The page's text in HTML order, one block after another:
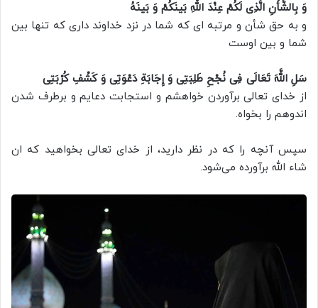
وَ بِالشَّأْنِ الَّذِی لَکُمْ عِنْدَ اللَّهِ بَینَکُمْ وَ بَینَهُ
و به حق شأن و مرتبه ای که شما در نزد خداوند دارى که تنها بین
شما و بین اوست
سَلِ اللَّهَ تَعَالَى فِی نُجْحِ طَلِبَتِی وَ إِجَابَةِ دَعْوَتِی وَ کَشْفِ کُرْبَتِی
از خدای تعالی برآوردن خواهشم و استجابت دعایم و برطرف شدن
اندوهم را بخواه.
سپس آنچه را که در نظر دارید، از خدای تعالی بخواهید که ان
شاء الله برآورده می‌شود.